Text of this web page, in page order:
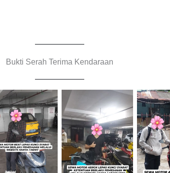
Bukti Serah Terima Kendaraan
Cityplaza
Jatinegara
Gedung Parkir
Cityplaza
Jatinegara
Gedung Parkir